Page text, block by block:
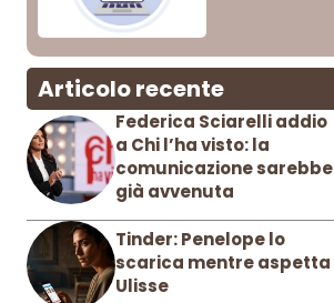
Articolo recente
Federica Sciarelli addio
a Chi l’ha visto: la
comunicazione sarebbe
già avvenuta
Tinder: Penelope lo
scarica mentre aspetta
Ulisse